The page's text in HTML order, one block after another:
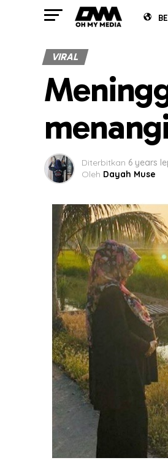
VIRAL
Diterbitkan 6 years
Oleh Dayah Muse